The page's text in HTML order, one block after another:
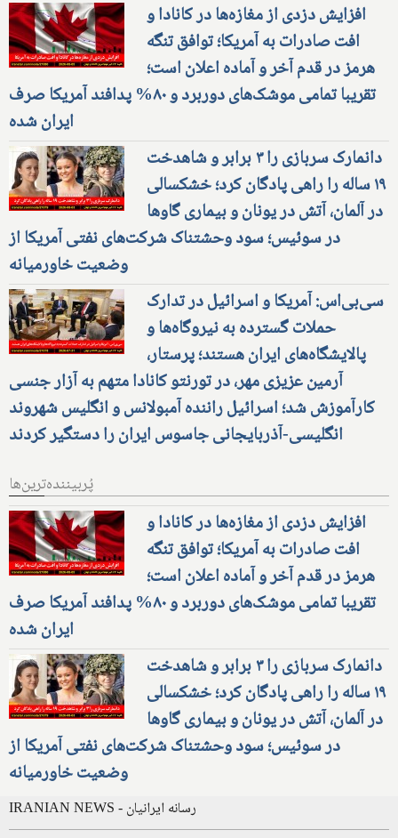
افزایش دزدی از مغازه‌ها در کانادا و
افت صادرات به آمریکا؛ توافق تنگه
هرمز در قدم آخر و آماده اعلان است؛
تقریبا تمامی موشک‌های دوربرد و ۸۰% پدافند آمریکا صرف
ایران شده
دانمارک سربازی را ۳ برابر و شاهدخت
۱۹ ساله را راهی پادگان کرد؛ خشکسالی
در آلمان، آتش در یونان و بیماری گاوها
در سوئیس؛ سود وحشتناک شرکت‌های نفتی آمریکا از
وضعیت خاورمیانه
سی‌بی‌اس: آمریکا و اسرائیل در تدارک
حملات گسترده به نیروگاه‌ها و
پالایشگاه‌های ایران هستند؛ پرستار،
آرمین عزیزی مهر، در تورنتو کانادا متهم به آزار جنسی
کارآموزش شد؛ اسرائیل راننده آمبولانس و انگلیس شهروند
انگلیسی-آذربایجانی جاسوس ایران را دستگیر کردند
پُربیننده‌ترین‌ها
افزایش دزدی از مغازه‌ها در کانادا و
افت صادرات به آمریکا؛ توافق تنگه
هرمز در قدم آخر و آماده اعلان است؛
تقریبا تمامی موشک‌های دوربرد و ۸۰% پدافند آمریکا صرف
ایران شده
دانمارک سربازی را ۳ برابر و شاهدخت
۱۹ ساله را راهی پادگان کرد؛ خشکسالی
در آلمان، آتش در یونان و بیماری گاوها
در سوئیس؛ سود وحشتناک شرکت‌های نفتی آمریکا از
وضعیت خاورمیانه
IRANIAN NEWS - رسانه ایرانیان